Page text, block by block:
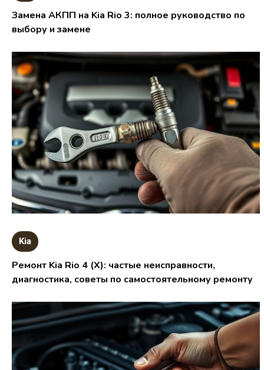
Замена АКПП на Kia Rio 3: полное руководство по
выбору и замене
Kia
Ремонт Kia Rio 4 (X): частые неисправности,
диагностика, советы по самостоятельному ремонту